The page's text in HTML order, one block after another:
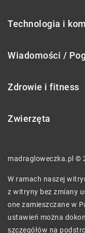
Technologia i
Wiadomości /
Zdrowie i fitness
Zwierzęta
madragloweczka.pl ©
W ramach naszej
z witryny bez zmiany
one zamieszczane w
ustawień można
szczegółów na